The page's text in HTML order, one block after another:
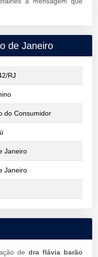
de Janeiro
RJ
do Consumidor
Janeiro
Janeiro
de dra flávia barão